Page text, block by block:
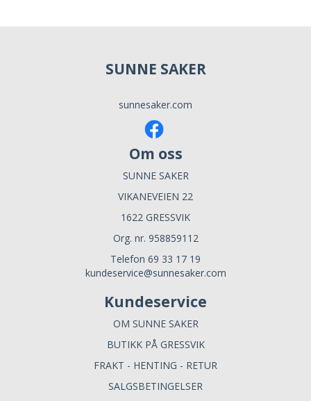
SUNNE SAKER
sunnesaker.com
Om oss
SUNNE SAKER
VIKANEVEIEN 22
1622 GRESSVIK
Org. nr. 958859112
Telefon 69 33 17 19
kundeservice@sunnesaker.com
Kundeservice
OM SUNNE SAKER
BUTIKK PÅ GRESSVIK
FRAKT - HENTING - RETUR
SALGSBETINGELSER